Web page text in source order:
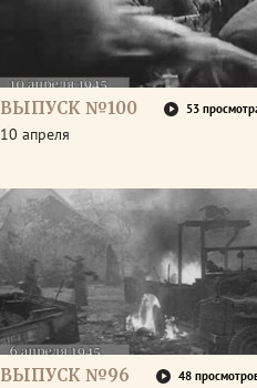
ВЫПУСК №100 53
10 апреля
ВЫПУСК №96 48